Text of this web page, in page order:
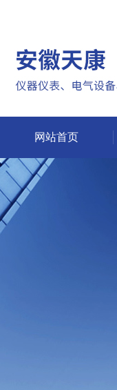
网站首页